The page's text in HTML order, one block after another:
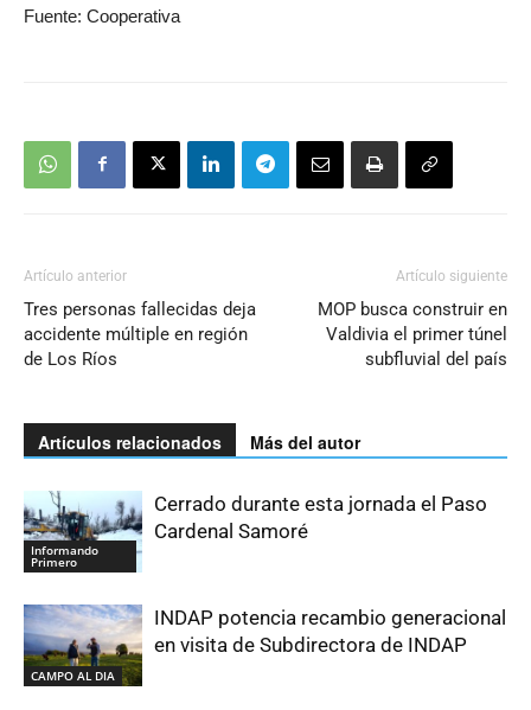
Fuente: Cooperativa
Artículo anterior
Tres personas fallecidas deja
accidente múltiple en región
de Los Ríos
Artículo siguiente
MOP busca construir en
Valdivia el primer túnel
subfluvial del país
Artículos relacionados Más del autor
Informando
Primero
Cerrado durante esta jornada el Paso
Cardenal Samoré
CAMPO AL DIA
INDAP potencia recambio generacional
en visita de Subdirectora de INDAP